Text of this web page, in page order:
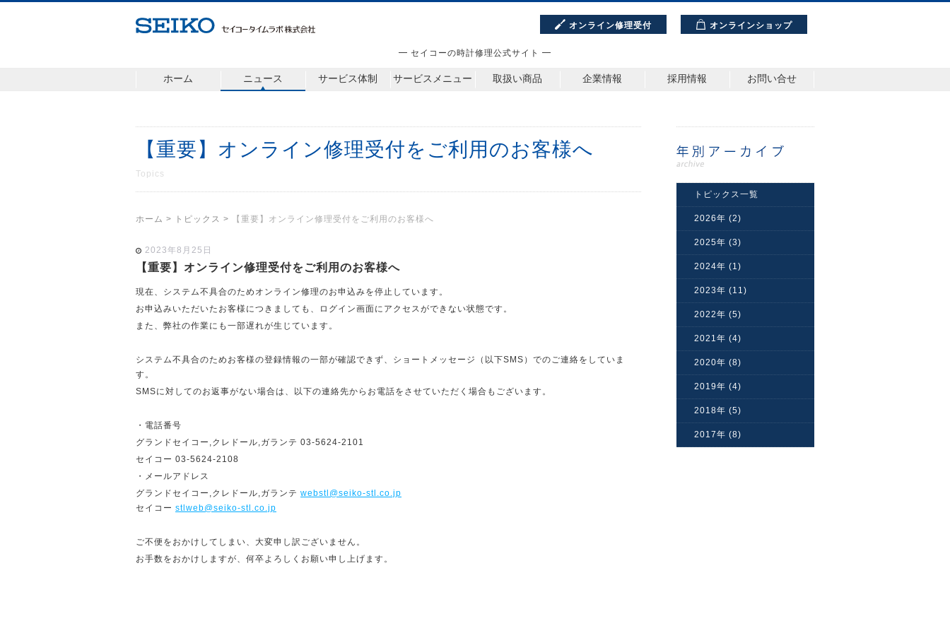
オンライン修理受付 オンラインショップ
━ セイコーの時計修理公式サイト ━
ホーム ニュース サービス体制 サービスメニュー 取扱い商品 企業情報 採用情報 お問い合せ
【重要】オンライン修理受付をご利用のお客様へ
Topics
ホーム > トピックス > 【重要】オンライン修理受付をご利用のお客様へ
2023年8月25日
【重要】オンライン修理受付をご利用のお客様へ
現在、システム不具合のためオンライン修理のお申込みを停止しています。
お申込みいただいたお客様につきましても、ログイン画面にアクセスができない状態です。
また、弊社の作業にも一部遅れが生じています。
システム不具合のためお客様の登録情報の一部が確認できず、ショートメッセージ（以下SMS）でのご連絡をしていま
す。
SMSに対してのお返事がない場合は、以下の連絡先からお電話をさせていただく場合もございます。
・電話番号
グランドセイコー,クレドール,ガランテ 03-5624-2101
セイコー 03-5624-2108
・メールアドレス
グランドセイコー,クレドール,ガランテ webstl@seiko-stl.co.jp
セイコー stlweb@seiko-stl.co.jp
ご不便をおかけしてしまい、大変申し訳ございません。
お手数をおかけしますが、何卒よろしくお願い申し上げます。
トピックス一覧
2026年 (2)
2025年 (3)
2024年 (1)
2023年 (11)
2022年 (5)
2021年 (4)
2020年 (8)
2019年 (4)
2018年 (5)
2017年 (8)